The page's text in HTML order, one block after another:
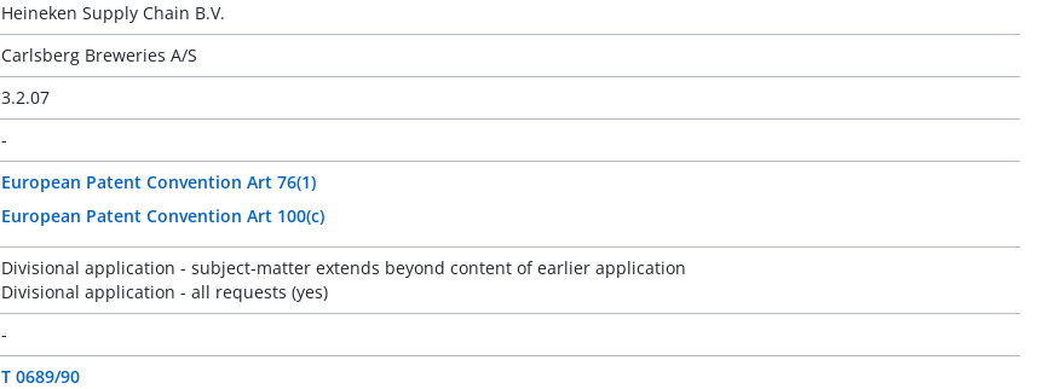
Heineken Supply Chain B.V.
Carlsberg Breweries A/S
3.2.07
-
European Patent Convention Art 76(1)
European Patent Convention Art 100(c)
Divisional application - subject-matter extends beyond content of earlier application
Divisional application - all requests (yes)
-
T 0689/90